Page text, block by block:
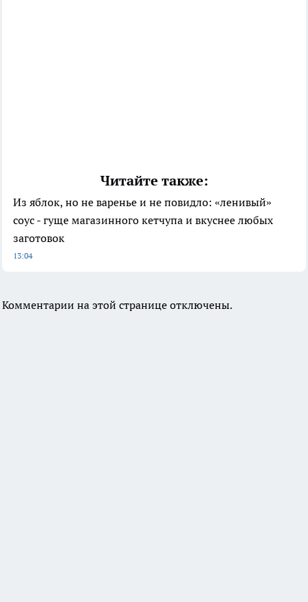
Читайте также:
Из яблок, но не варенье и не повидло: «ленивый»
соус - гуще магазинного кетчупа и вкуснее любых
заготовок
13:04
Комментарии на этой странице отключены.